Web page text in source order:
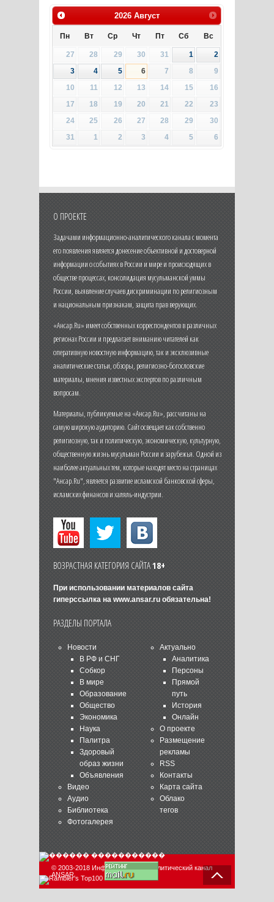
2026 Август
Пн Вт Ср Чт Пт Сб Вс
27 28 29 30 31 1
2
3
4 5 6 7 8
9
10
11 12 13 14 15
16
17
18 19 20 21 22
23
24
25 26 27 28 29
30
31
1 2 3 4 5 6
О ПРОЕКТЕ
Задачами информационно-аналитического канала с момента
его появления является донесение объективной и достоверной
информации о событиях в России и мире и происходящих в
обществе процессах, консолидация мусульманской уммы
России, выявление случаев дискриминации по религиозным
и национальным признакам, защита прав верующих.
«Ансар.Ru» имеет собственных корреспондентов в различных
регионах России и предлагает вниманию читателей как
оперативную новостную информацию, так и эксклюзивные
аналитические статьи, обзоры, религиозно-богословские
материалы, мнения известных экспертов по различным
вопросам.
Материалы, публикуемые на «Ансар.Ru», рассчитаны на
самую широкую аудиторию. Сайт освещает как собственно
религиозную, так и политическую, экономическую, культурную,
общественную жизнь мусульман России и зарубежья. Одной из
наиболее актуальных тем, которые находят место на страницах
"Ансар.Ru", является развитие исламской банковской сферы,
исламских финансов и халяль-индустрии.
ВОЗРАСТНАЯ КАТЕГОРИЯ САЙТА18+
При использовании материалов сайта
гиперссылка на www.ansar.ruобязательна!
РАЗДЕЛЫ ПОРТАЛА
Новости
В РФ и СНГ
Собкор
В мире
Образование
Общество
Экономика
Наука
Палитра
Здоровый
образ жизни
Объявления
Видео
Аудио
Библиотека
Фотогалерея
Актуально
Аналитика
Персоны
Прямой
путь
История
Онлайн
О проекте
Размещение
рекламы
RSS
Контакты
Карта сайта
Облако
тегов
© 2003-2018 Информационно-аналитический канал
ANSAR